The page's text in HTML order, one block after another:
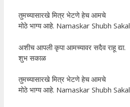
तुमच्यासारखे मित्र भेटणे हेच आमचे
मोठे भाग्य आहे. Namaskar Shubh Sakal
अशीच आपली कृपा आमच्यावर सदैव राहू द्या.
शुभ सकाळ
तुमच्यासारखे मित्र भेटणे हेच आमचे
मोठे भाग्य आहे. Namaskar Shubh Sakal